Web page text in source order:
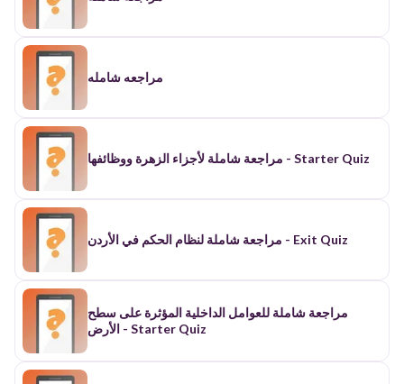
مراجعه شامله
مراجعة شاملة لأجزاء الزهرة ووظائفها - Starter Quiz
مراجعة شاملة لنظام الحكم في الأردن - Exit Quiz
مراجعة شاملة للعوامل الداخلية المؤثرة على سطح
الأرض - Starter Quiz